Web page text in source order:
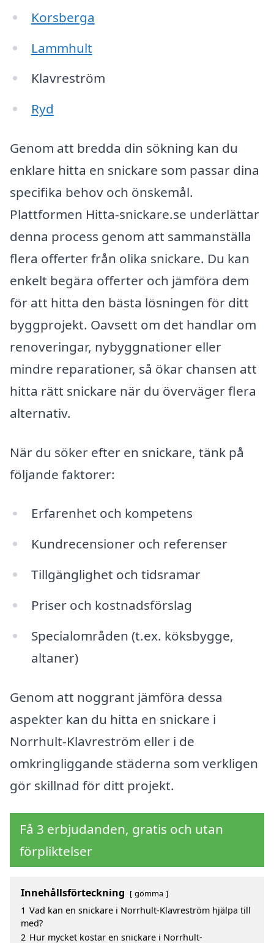
Korsberga
Lammhult
Klavreström
Ryd
Genom att bredda din sökning kan du
enklare hitta en snickare som passar dina
specifika behov och önskemål.
Plattformen Hitta-snickare.se underlättar
denna process genom att sammanställa
flera offerter från olika snickare. Du kan
enkelt begära offerter och jämföra dem
för att hitta den bästa lösningen för ditt
byggprojekt. Oavsett om det handlar om
renoveringar, nybyggnationer eller
mindre reparationer, så ökar chansen att
hitta rätt snickare när du överväger flera
alternativ.
När du söker efter en snickare, tänk på
följande faktorer:
Erfarenhet och kompetens
Kundrecensioner och referenser
Tillgänglighet och tidsramar
Priser och kostnadsförslag
Specialområden (t.ex. köksbygge,
altaner)
Genom att noggrant jämföra dessa
aspekter kan du hitta en snickare i
Norrhult-Klavreström eller i de
omkringliggande städerna som verkligen
gör skillnad för ditt projekt.
Få 3 erbjudanden, gratis och utan
förpliktelser
Innehållsförteckning gömma
1 Vad kan en snickare i Norrhult-Klavreström hjälpa till
med?
2 Hur mycket kostar en snickare i Norrhult-